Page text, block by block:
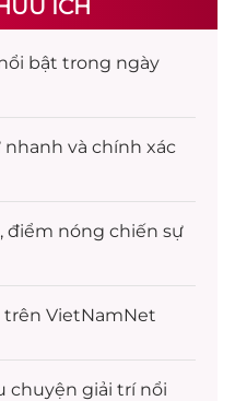
ÍCH
bật trong ngày
nhanh và chính xác
, điểm nóng chiến sự
trên VietNamNet
chuyện giải trínổi